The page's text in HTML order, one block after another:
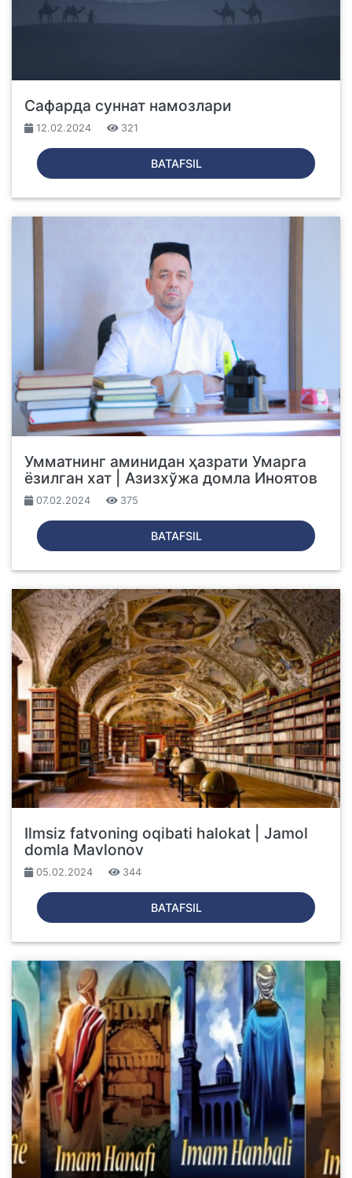
Сафарда суннат намозлари
12.02.2024 321
BATAFSIL
Умматнинг аминидан ҳазрати Умарга
ёзилган хат | Азизхўжа домла Иноятов
07.02.2024 375
BATAFSIL
Ilmsiz fatvoning oqibati halokat | Jamol
domla Mavlonov
05.02.2024 344
BATAFSIL